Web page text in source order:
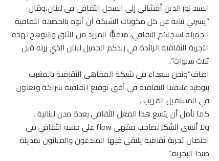
السيد نور الدين أقشاني إلى السجل الثقافي في لبنان،وقال
“يسرني نيابة عن كل مكونات الشبكة أن أنوه بالحصيلة الثقافية
الجميلة لسجلكم الثقافي، متمنيًّا المزيد من الألق والتوهج لهذه
التجربة الثقافية الرائدة في بلدكم الجميل لبنان الذي زرته قبل
ثلاث سنوات”.
اضاف”ونحن سعداء في شبكة المقاهي الثقافية بالمغرب
بتوطيد علاقتنا الثقافية في أفق توقيع اتفاقية شراكة وتعاون
في المستقبل القريب .
كما نأمل أن يتسع هذا الفعل الثقافي بعدة مدن لبنانية .
ولا أنسى الشكر لصاحب مقهى flow على حسه الثقافي في
احتضان تجربة ثقافية يلتقي فيها المبدعون والفنانون بمدينة
صيدا البحرية.”